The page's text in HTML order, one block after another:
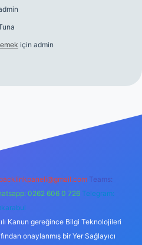
için admin
backlinkpaneli@gmail.com Teams:
0262 606 0 726 Telegram:
Kanun gereğince Bilgi Teknolojileri
onaylanmış bir Yer Sağlayıcı